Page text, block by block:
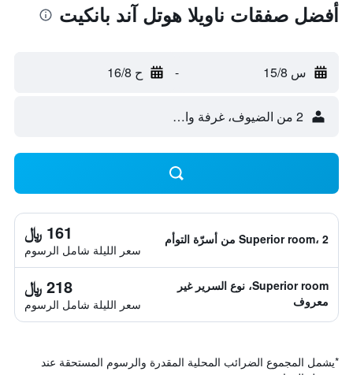
أفضل صفقات ناويلا هوتل آند بانكيت
س 15/8 - ح 16/8
2 من الضيوف، غرفة واحدة
Superior room، 2 من أسرّة التوأم 161 ﷼
سعر الليلة شامل الرسوم
Superior room، نوع السرير غير
معروف
218 ﷼
سعر الليلة شامل الرسوم
*يشمل المجموع الضرائب المحلية المقدرة والرسوم المستحقة عند